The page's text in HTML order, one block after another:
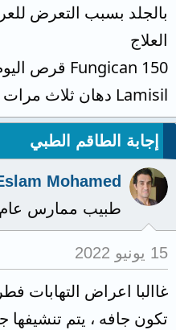
بالجلد بسبب التعرض
العلاج
Fungican 150 قرص اليوم وآخر بعد اسبوع
Lamisil دهان ثلاث مرات
إجابة الطاقم الطبي
Mohamed
طبيب ممارس عام
15 يونيو 2022
غاالبا اعراض التهابات
تكون جافه ، يتم تنشيفها